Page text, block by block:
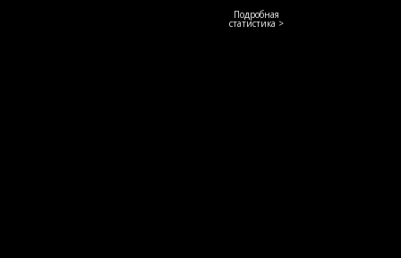
Подробная
статистика >